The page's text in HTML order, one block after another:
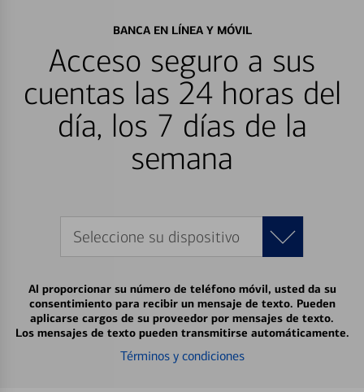
BANCA EN LÍNEA Y MÓVIL
Acceso seguro a sus
cuentas las 24 horas del
día, los 7 días de la
semana
Seleccione su dispositivo
Al proporcionar su número de teléfono móvil, usted da su
consentimiento para recibir un mensaje de texto. Pueden
aplicarse cargos de su proveedor por mensajes de texto.
Los mensajes de texto pueden transmitirse automáticamente.
Términos y condiciones